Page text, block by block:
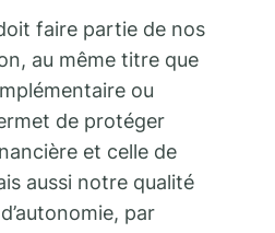
faire partie de nos
au même titre que
ou
de protéger
et celle de
aussi notre qualité
par